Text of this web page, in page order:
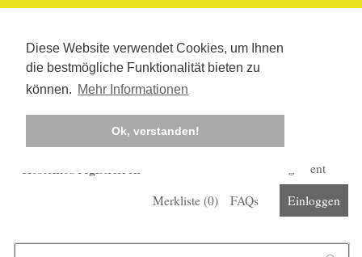
Diese Website verwendet Cookies, um Ihnen
die bestmögliche Funktionalität bieten zu
können. Mehr Informationen
Ok, verstanden!
Kostenlos registrieren
Corona-Management
Merkliste (0) FAQs Einloggen